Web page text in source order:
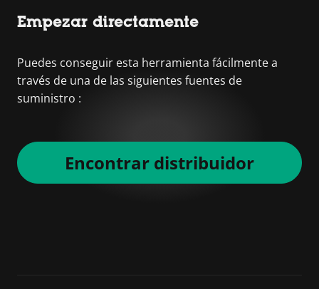
Empezar directamente
Puedes conseguir esta herramienta fácilmente a
través de una de las siguientes fuentes de
suministro :
Encontrar distribuidor